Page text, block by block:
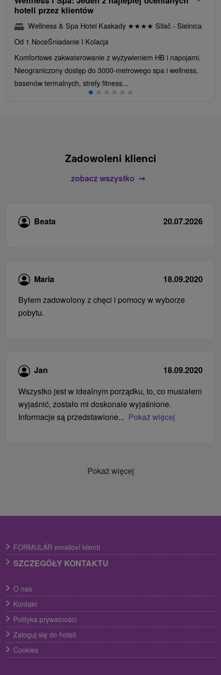
hoteli przez klientów
Wellness & Spa Hotel Kaskady ★★★★ Sliač - Sielnica
Od 1 NoceŚniadanie I Kolacja
Komfortowe zakwaterowanie z wyżywieniem HB i napojami.
Nieograniczony dostęp do 3000-metrowego spa i wellness,
basenów termalnych, strefy fitness...
Zadowoleni klienci
zobacz wszystko
Beata 20.07.2026
Maria
18.09.2020
Byłem zadowolony z chęci i pomocy w wyborze
pobytu.
Jan
18.09.2020
Wszystko jest w idealnym porządku, to, co musiałem
wyjaśnić, zostało mi doskonale wyjaśnione.
Informacje są przedstawione... Pokaż więcej
Pokaż więcej
FORMULÁR emailoví klienti
SZCZEGÓŁY KONTAKTU
O nas
Kontakt
Polityka prywatności
Zaloguj się do hoteli
Cookies